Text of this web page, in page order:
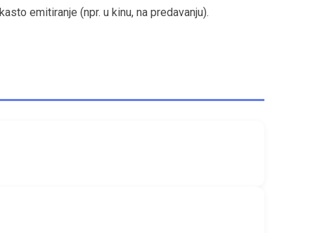
emitiranje (npr. u kinu, na predavanju).